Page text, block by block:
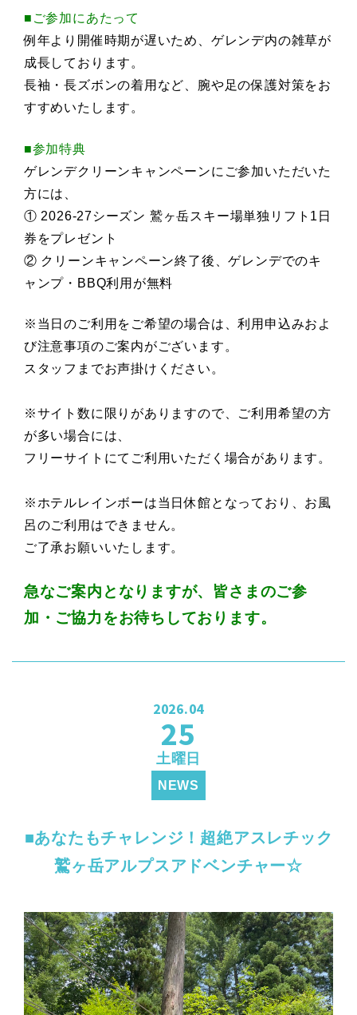
■ご参加にあたって
例年より開催時期が遅いため、ゲレンデ内の雑草が
成長しております。
長袖・長ズボンの着用など、腕や足の保護対策をお
すすめいたします。
■参加特典
ゲレンデクリーンキャンペーンにご参加いただいた
方には、
① 2026-27シーズン 鷲ヶ岳スキー場単独リフト1日
券をプレゼント
② クリーンキャンペーン終了後、ゲレンデでのキ
ャンプ・BBQ利用が無料
※当日のご利用をご希望の場合は、利用申込みおよ
び注意事項のご案内がございます。
スタッフまでお声掛けください。
※サイト数に限りがありますので、ご利用希望の方
が多い場合には、
フリーサイトにてご利用いただく場合があります。
※ホテルレインボーは当日休館となっており、お風
呂のご利用はできません。
ご了承お願いいたします。
急なご案内となりますが、皆さまのご参
加・ご協力をお待ちしております。
2026.04
25
土曜日
NEWS
■あなたもチャレンジ！超絶アスレチック
鷲ヶ岳アルプスアドベンチャー☆